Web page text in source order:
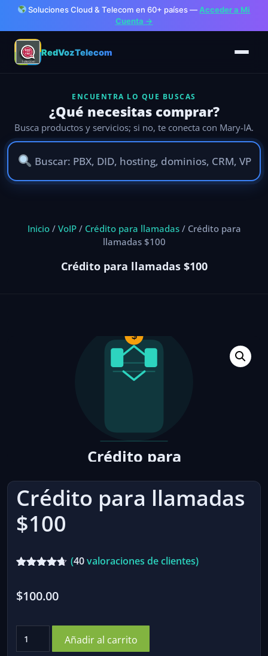
Soluciones Cloud & Telecom en 60+ países — Acceder a Mi
Cuenta →
RedVozTelecom
ENCUENTRA LO QUE BUSCAS
¿Qué necesitas comprar?
Busca productos y servicios; si no, te conecta con Mary-IA.
Inicio/ VoIP/ Crédito para llamadas/ Crédito para
llamadas $100
Crédito para llamadas $100
Crédito para llamadas
$100
4.58
en base a
de
(40valoraciones de clientes)
$100.00
para
Añadir al carrito